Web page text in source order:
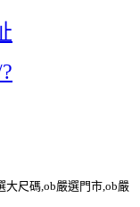
大尺碼,ob嚴選門市,ob嚴